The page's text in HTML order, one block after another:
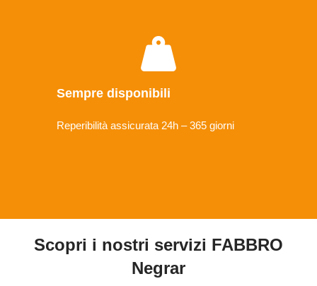
Sempre disponibili
Reperibilità assicurata 24h – 365 giorni
Scopri i nostri servizi FABBRO
Negrar